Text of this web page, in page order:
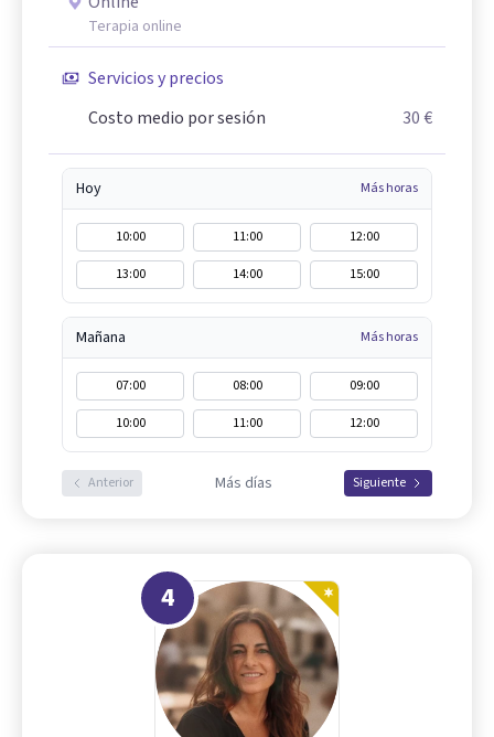
Terapia online
Servicios y precios
Costo medio por sesión
30 €
Hoy Más horas
10:00 11:00
12:00
13:00
14:00 15:00
Mañana Más horas
07:00 08:00
09:00
10:00
11:00 12:00
Anterior Más días Siguiente
4